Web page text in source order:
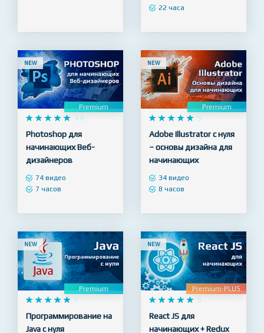
нуля до специалиста
NEW
    
     4.8
Photoshop для
начинающих Веб-
дизайнеров
NEW
Premium
    
     5
Adobe Illustrator с нуля
– основы дизайна для
начинающих
NEW
Premium
NEW
Premium-PLUS